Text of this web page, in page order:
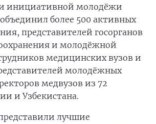
инициативной молодёжи
более 500 активных
представителей госорганов
и молодёжной
медицинских вузов и
молодёжных
медвузов из 72
и Узбекистана.
лучшие